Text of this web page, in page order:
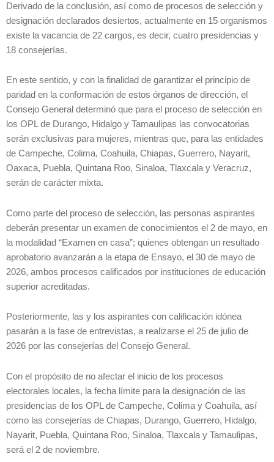
Derivado de la conclusión, así como de procesos de selección y
designación declarados desiertos, actualmente en 15 organismos
existe la vacancia de 22 cargos, es decir, cuatro presidencias y
18 consejerías.
En este sentido, y con la finalidad de garantizar el principio de
paridad en la conformación de estos órganos de dirección, el
Consejo General determinó que para el proceso de selección en
los OPL de Durango, Hidalgo y Tamaulipas las convocatorias
serán exclusivas para mujeres, mientras que, para las entidades
de Campeche, Colima, Coahuila, Chiapas, Guerrero, Nayarit,
Oaxaca, Puebla, Quintana Roo, Sinaloa, Tlaxcala y Veracruz,
serán de carácter mixta.
Como parte del proceso de selección, las personas aspirantes
deberán presentar un examen de conocimientos el 2 de mayo, en
la modalidad “Examen en casa”; quienes obtengan un resultado
aprobatorio avanzarán a la etapa de Ensayo, el 30 de mayo de
2026, ambos procesos calificados por instituciones de educación
superior acreditadas.
Posteriormente, las y los aspirantes con calificación idónea
pasarán a la fase de entrevistas, a realizarse el 25 de julio de
2026 por las consejerías del Consejo General.
Con el propósito de no afectar el inicio de los procesos
electorales locales, la fecha límite para la designación de las
presidencias de los OPL de Campeche, Colima y Coahuila, así
como las consejerías de Chiapas, Durango, Guerrero, Hidalgo,
Nayarit, Puebla, Quintana Roo, Sinaloa, Tlaxcala y Tamaulipas,
será el 2 de noviembre.